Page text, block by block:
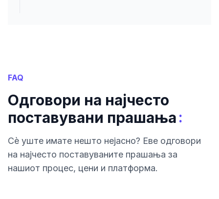
FAQ
Одговори на најчесто
поставувани прашања:
Сè уште имате нешто нејасно? Еве одговори
на најчесто поставуваните прашања за
нашиот процес, цени и платформа.